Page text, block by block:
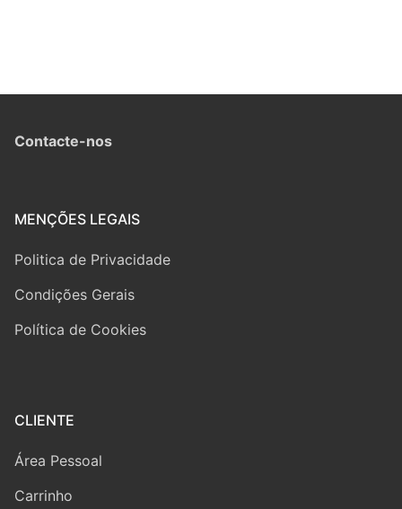
Contacte-nos
MENÇÕES LEGAIS
Politica de Privacidade
Condições Gerais
Política de Cookies
CLIENTE
Área Pessoal
Carrinho